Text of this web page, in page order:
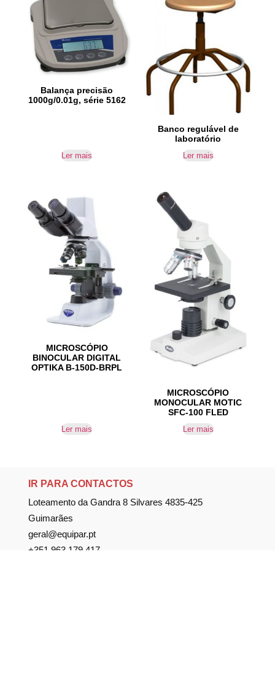
Balança precisão
1000g/0.01g, série 5162
Ler mais
Banco regulável de
laboratório
Ler mais
MICROSCÓPIO
BINOCULAR DIGITAL
OPTIKA B-150D-BRPL
Ler mais
MICROSCÓPIO
MONOCULAR MOTIC
SFC-100 FLED
Ler mais
IR PARA CONTACTOS
Loteamento da Gandra 8 Silvares 4835-425
Guimarães
geral@equipar.pt
+351 963 179 417